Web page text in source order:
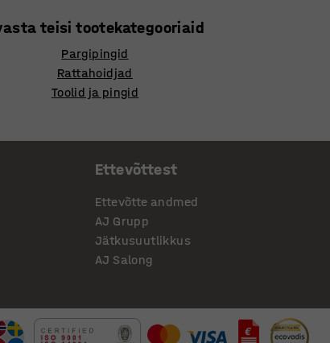
teisi tootekategooriaid
Pargipingid
Rattahoidjad
Toolid ja pingid
Ettevõttest
Ettevõtte andmed
AJ Grupp
Jätkusuutlikkus
AJ Salong